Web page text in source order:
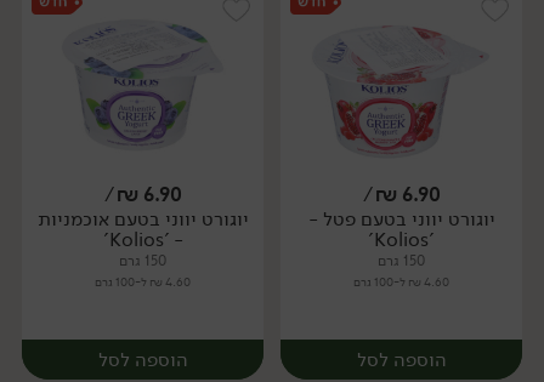
יח׳ יח׳
6.90
₪
/
יוגורט יווני בטעם פטל -
'Kolios'
150 גרם
4.60 ₪ ל-100 גרם
הוספה לסל
6.90
₪
/
יוגורט יווני בטעם אוכמניות
- 'Kolios'
150 גרם
4.60 ₪ ל-100 גרם
הוספה לסל